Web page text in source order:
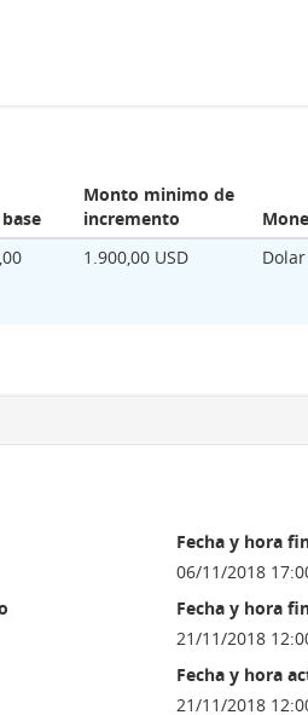
Monto minimo de
incremento
1.900,00 USD
Fecha y hora
06/11/2018
Fecha y hora
21/11/2018
Fecha y hora
21/11/2018